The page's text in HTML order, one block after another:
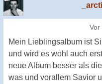
Vor
Mein Lieblingsalbum ist
und wird es wohl auch
neue Album besser als
was und vorallem Savior